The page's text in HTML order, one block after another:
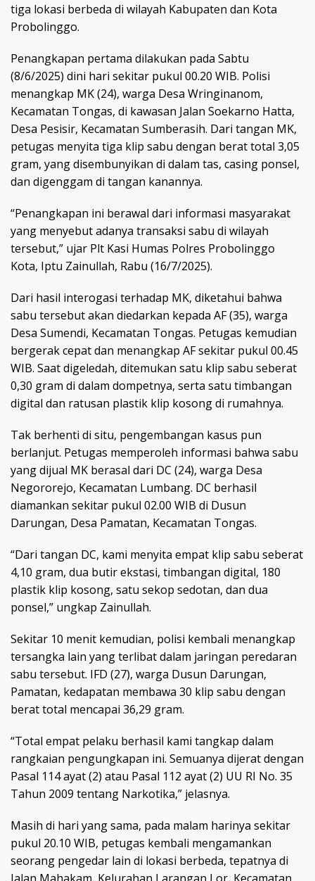
tiga lokasi berbeda di wilayah Kabupaten dan Kota
Probolinggo.
Penangkapan pertama dilakukan pada Sabtu
(8/6/2025) dini hari sekitar pukul 00.20 WIB. Polisi
menangkap MK (24), warga Desa Wringinanom,
Kecamatan Tongas, di kawasan Jalan Soekarno Hatta,
Desa Pesisir, Kecamatan Sumberasih. Dari tangan MK,
petugas menyita tiga klip sabu dengan berat total 3,05
gram, yang disembunyikan di dalam tas, casing ponsel,
dan digenggam di tangan kanannya.
“Penangkapan ini berawal dari informasi masyarakat
yang menyebut adanya transaksi sabu di wilayah
tersebut,” ujar Plt Kasi Humas Polres Probolinggo
Kota, Iptu Zainullah, Rabu (16/7/2025).
Dari hasil interogasi terhadap MK, diketahui bahwa
sabu tersebut akan diedarkan kepada AF (35), warga
Desa Sumendi, Kecamatan Tongas. Petugas kemudian
bergerak cepat dan menangkap AF sekitar pukul 00.45
WIB. Saat digeledah, ditemukan satu klip sabu seberat
0,30 gram di dalam dompetnya, serta satu timbangan
digital dan ratusan plastik klip kosong di rumahnya.
Tak berhenti di situ, pengembangan kasus pun
berlanjut. Petugas memperoleh informasi bahwa sabu
yang dijual MK berasal dari DC (24), warga Desa
Negororejo, Kecamatan Lumbang. DC berhasil
diamankan sekitar pukul 02.00 WIB di Dusun
Darungan, Desa Pamatan, Kecamatan Tongas.
“Dari tangan DC, kami menyita empat klip sabu seberat
4,10 gram, dua butir ekstasi, timbangan digital, 180
plastik klip kosong, satu sekop sedotan, dan dua
ponsel,” ungkap Zainullah.
Sekitar 10 menit kemudian, polisi kembali menangkap
tersangka lain yang terlibat dalam jaringan peredaran
sabu tersebut. IFD (27), warga Dusun Darungan,
Pamatan, kedapatan membawa 30 klip sabu dengan
berat total mencapai 36,29 gram.
“Total empat pelaku berhasil kami tangkap dalam
rangkaian pengungkapan ini. Semuanya dijerat dengan
Pasal 114 ayat (2) atau Pasal 112 ayat (2) UU RI No. 35
Tahun 2009 tentang Narkotika,” jelasnya.
Masih di hari yang sama, pada malam harinya sekitar
pukul 20.10 WIB, petugas kembali mengamankan
seorang pengedar lain di lokasi berbeda, tepatnya di
Jalan Mahakam, Kelurahan Larangan Lor, Kecamatan